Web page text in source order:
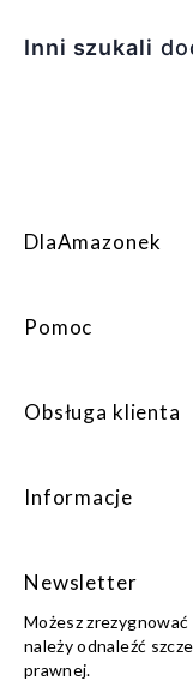
Inni szukali
DlaAmazonek
Pomoc
Obsługa klienta
Informacje
Newsletter
Możesz
należy odnaleźć
prawnej.